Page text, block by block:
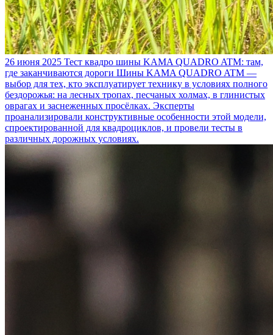
26 июня 2025 Тест квадро шины KAMA QUADRO ATM: там,
где заканчиваются дороги Шины KAMA QUADRO ATM —
выбор для тех, кто эксплуатирует технику в условиях полного
бездорожья: на лесных тропах, песчаных холмах, в глинистых
оврагах и заснеженных просёлках. Эксперты
проанализировали конструктивные особенности этой модели,
спроектированной для квадроциклов, и провели тесты в
различных дорожных условиях.